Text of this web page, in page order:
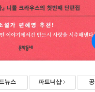
뉴스 파트너샵